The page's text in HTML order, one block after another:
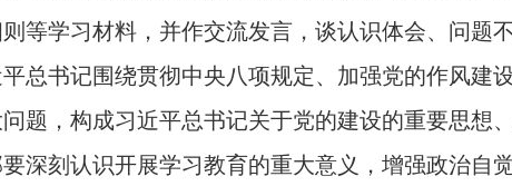
等学习材料，并作交流发言，谈认识体会、问题
书记围绕贯彻中央八项规定、加强党的作风建
题，构成习近平总书记关于党的建设的重要思想
深刻认识开展学习教育的重大意义，增强政治自